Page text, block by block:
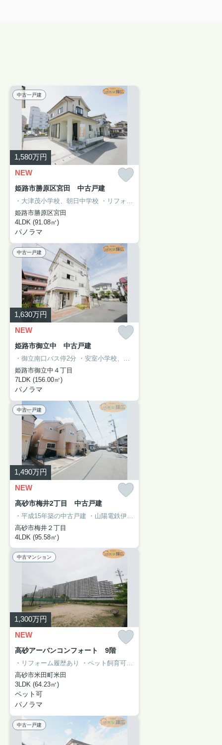
中古一戸建
1,580万円
NEW
姫路市勝原区宮田 中古戸建
・大津茂小学校、朝日中学校 ・リフォーム済
姫路市勝原区宮田
4LDK (91.08㎡)
パノラマ
中古一戸建
1,630万円
NEW
姫路市御立中 中古戸建
・御立南口バス停2分 ・安室小学校、安室中学校
姫路市御立中４丁目
7LDK (156.00㎡)
パノラマ
中古一戸建
1,490万円
NEW
高砂市梅井2丁目 中古戸建
・平成15年築の中古戸建 ・山陽電鉄伊保駅徒歩10分
高砂市梅井２丁目
4LDK (95.58㎡)
中古マンション
1,300万円
NEW
高砂アーバンコンフォート 9階
・リフォーム履歴あり ・ペット飼育可能（制限有り）
高砂市米田町米田
3LDK (64.23㎡)
ペット可
パノラマ
中古一戸建